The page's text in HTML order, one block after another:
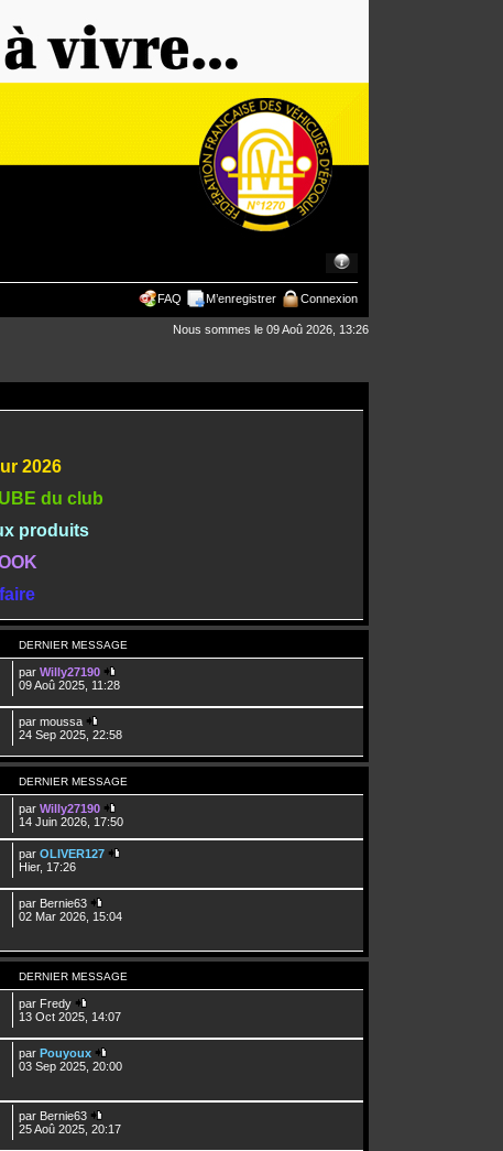
FAQ M’enregistrer Connexion
Nous sommes le 09 Aoû 2026, 13:26
2026
du club
produits
DERNIER MESSAGE
parWilly27190
09 Aoû 2025, 11:28
parmoussa
24 Sep 2025, 22:58
DERNIER MESSAGE
parWilly27190
14 Juin 2026, 17:50
parOLIVER127
Hier, 17:26
par Bernie63
02 Mar 2026, 15:04
DERNIER MESSAGE
par Fredy
13 Oct 2025, 14:07
parPouyoux
03 Sep 2025, 20:00
par Bernie63
25 Aoû 2025, 20:17